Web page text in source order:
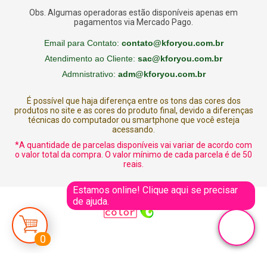
0
Obs. Algumas operadoras estão disponíveis apenas em
pagamentos via Mercado Pago.
Email para Contato: contato@kforyou.com.br
Atendimento ao Cliente: sac@kforyou.com.br
Admnistrativo: adm@kforyou.com.br
É possível que haja diferença entre os tons das cores dos
produtos no site e as cores do produto final, devido a diferenças
técnicas do computador ou smartphone que você esteja
acessando.
*A quantidade de parcelas disponíveis vai variar de acordo com
o valor total da compra. O valor mínimo de cada parcela é de 50
reais.
Estamos online! Clique aqui se precisar
de ajuda.